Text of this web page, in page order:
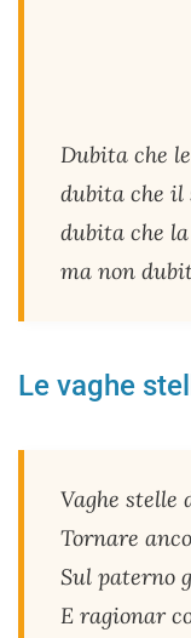
Dubita che
dubita che il
dubita che
ma non
Le vaghe
Vaghe stelle
Tornare
Sul paterno
E ragionar